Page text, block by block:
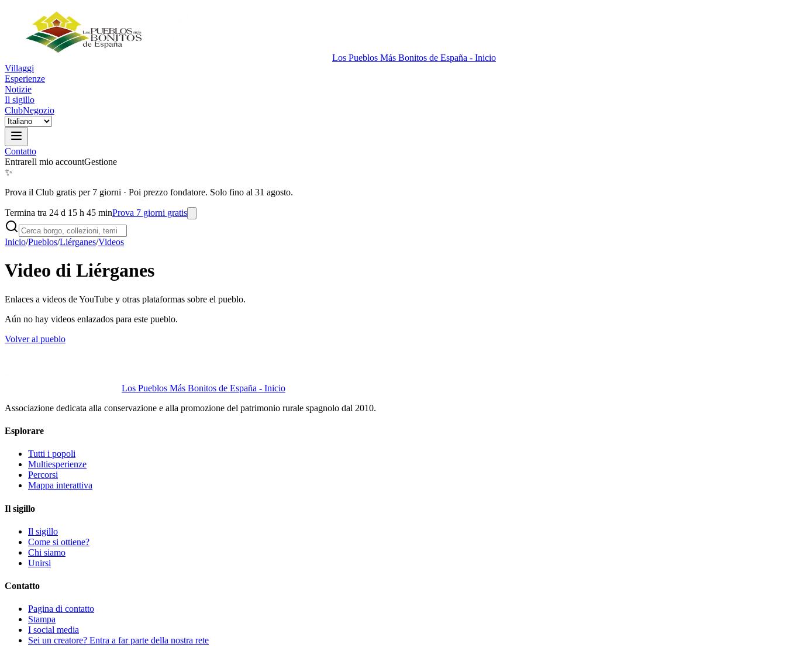
Los Pueblos Más Bonitos de España - Inicio
Villaggi
Esperienze
Notizie
Il sigillo
ClubNegozio
Contatto
EntrareIl mio accountGestione
✨
Prova il Club gratis per 7 giorni · Poi prezzo fondatore. Solo fino al 31 agosto.
Termina tra 24 d 15 h 45 minProva 7 giorni gratis
Inicio/Pueblos/Liérganes/Videos
Video di Liérganes
Enlaces a videos de YouTube y otras plataformas sobre el pueblo.
Aún no hay videos enlazados para este pueblo.
Volver al pueblo
Los Pueblos Más Bonitos de España - Inicio
Associazione dedicata alla conservazione e alla promozione del patrimonio rurale spagnolo dal 2010.
Esplorare
Tutti i popoli
Multiesperienze
Percorsi
Mappa interattiva
Il sigillo
Il sigillo
Come si ottiene?
Chi siamo
Unirsi
Contatto
Pagina di contatto
Stampa
I social media
Sei un creatore? Entra a far parte della nostra rete